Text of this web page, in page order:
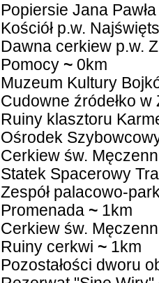
Popiersie Jana Pawła
Kościół p.w.
Dawna cerkiew p.w.
Pomocy ~0km
Muzeum Kultury
Cudowne źródełko w
Ruiny klasztoru
Ośrodek
Cerkiew św.
Statek Spacerowy
Zespół palacowo-
Promenada ~1km
Cerkiew św.
Ruiny cerkwi ~1km
Pozostałości dworu